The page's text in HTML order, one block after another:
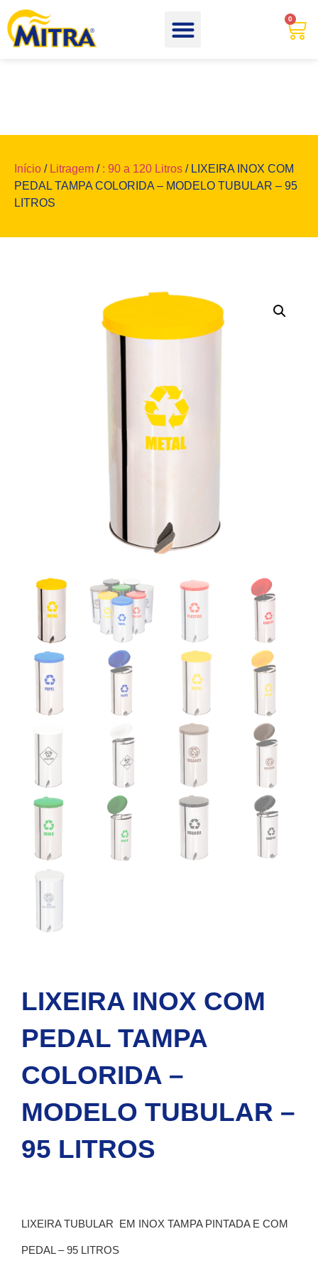
0
Início / Litragem / : 90 a 120 Litros / LIXEIRA INOX COM
PEDAL TAMPA COLORIDA – MODELO TUBULAR – 95
LITROS
LIXEIRA INOX COM
PEDAL TAMPA
COLORIDA –
MODELO TUBULAR –
95 LITROS
LIXEIRA TUBULAR EM INOX TAMPA PINTADA E COM
PEDAL – 95 LITROS